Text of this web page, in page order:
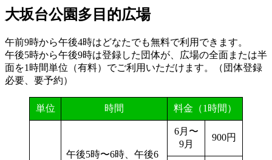
大坂台公園多目的広場
午前9時から午後4時はどなたでも無料で利用できます。
午後5時から午後9時は登録した団体が、広場の全面または半
面を1時間単位（有料）でご利用いただけます。（団体登録
必要、要予約）
単位 時間 料金（1時間）
午後5時〜6時、午後6
6月〜
9月
900円